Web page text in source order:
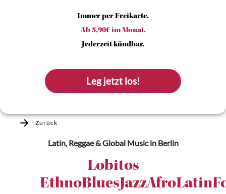
Immer per Freikarte.
Ab 5,90€ im Monat.
Jederzeit kündbar.
Leg jetzt los!
Zurück
Latin, Reggae & Global Musicin Berlin
Lobitos